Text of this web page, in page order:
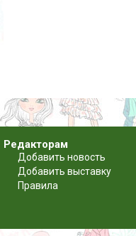
Редакторам
Добавить новость
Добавить выставку
Правила